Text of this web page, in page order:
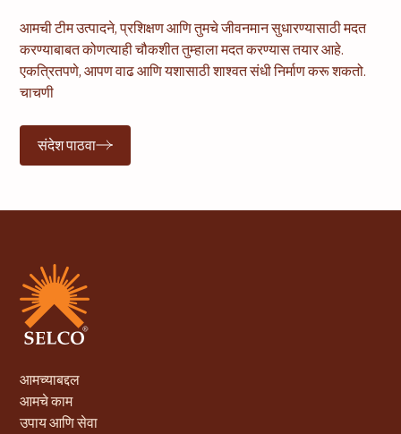
आमची टीम उत्पादने, प्रशिक्षण आणि तुमचे जीवनमान सुधारण्यासाठी मदत
करण्याबाबत कोणत्याही चौकशीत तुम्हाला मदत करण्यास तयार आहे.
एकत्रितपणे, आपण वाढ आणि यशासाठी शाश्वत संधी निर्माण करू शकतो.
चाचणी
संदेश पाठवा
आमच्याबद्दल
आमचे काम
उपाय आणि सेवा